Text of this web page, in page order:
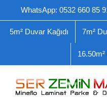
WhatsApp: 0532 660 85
5m² Duvar Kağıdı 7m²
16.50m²